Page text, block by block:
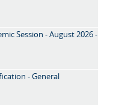
Session - August 2026 -
- General